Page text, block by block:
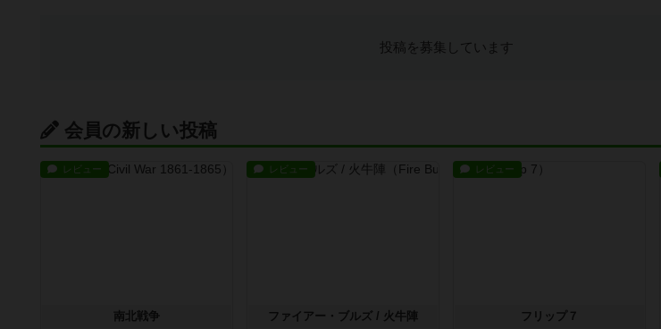
投稿を募集しています
会員の新しい投稿
レビュー
南北戦争
レビュー
ファイアー・ブルズ / 火牛陣
レビュー
フリップ７